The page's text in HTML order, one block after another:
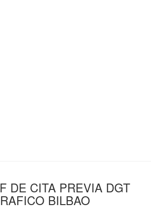
DE CITA PREVIA DGT
BILBAO